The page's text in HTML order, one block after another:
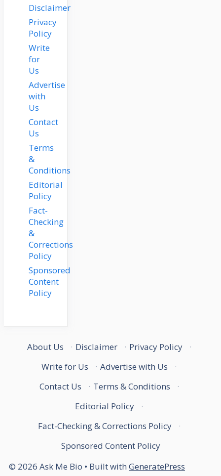
Disclaimer
Privacy
Policy
Write
for
Us
Advertise
with
Us
Contact
Us
Terms
&
Conditions
Editorial
Policy
Fact-
Checking
&
Corrections
Policy
Sponsored
Content
Policy
About Us · Disclaimer · Privacy Policy
·
Write for Us
· Advertise with Us
·
Contact Us
· Terms & Conditions
·
Editorial Policy
·
Fact-Checking & Corrections Policy
·
Sponsored Content Policy
© 2026 Ask Me Bio • Built with GeneratePress